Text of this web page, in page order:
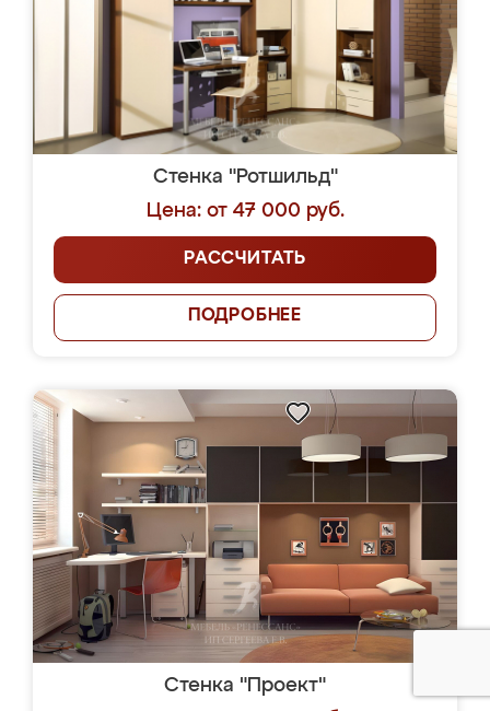
Стенка "Ротшильд"
Цена: от 47 000 руб.
РАССЧИТАТЬ
ПОДРОБНЕЕ
Стенка "Проект"